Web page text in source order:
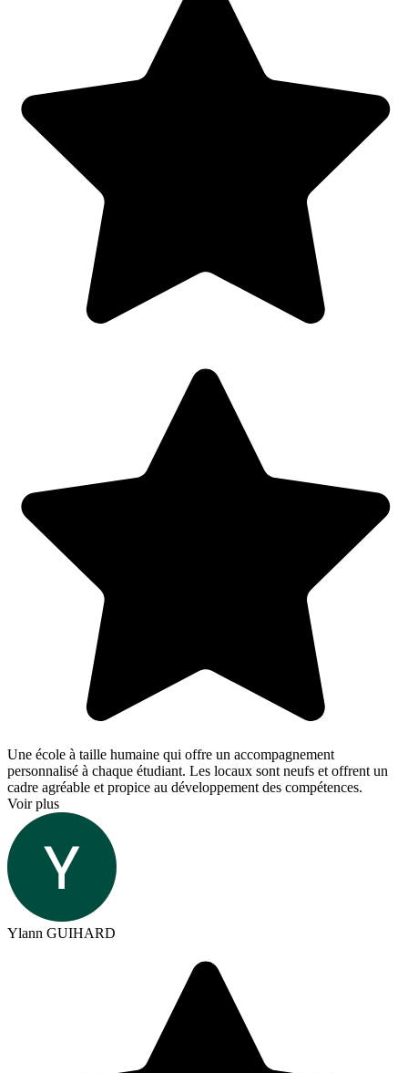
Une école à taille humaine qui offre un accompagnement
personnalisé à chaque étudiant. Les locaux sont neufs et offrent un
cadre agréable et propice au développement des compétences.
Voir plus
Ylann GUIHARD